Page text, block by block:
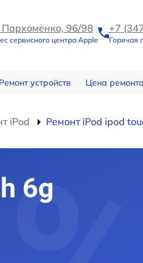
Пархоменко, 96/98
сервисного центра Apple
+7
Горячая
устройств Цена ремонта
iPod Ремонт iPod ipod
6g